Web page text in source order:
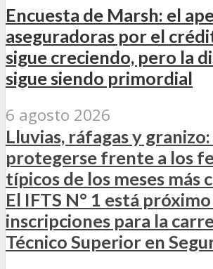
Encuesta de Marsh: el
aseguradoras por el
sigue creciendo, pero la
sigue siendo primordial
6 agosto 2026
Lluvias, ráfagas y
protegerse frente a los
típicos de los meses más
El IFTS N° 1 está
inscripciones para la
Técnico Superior en